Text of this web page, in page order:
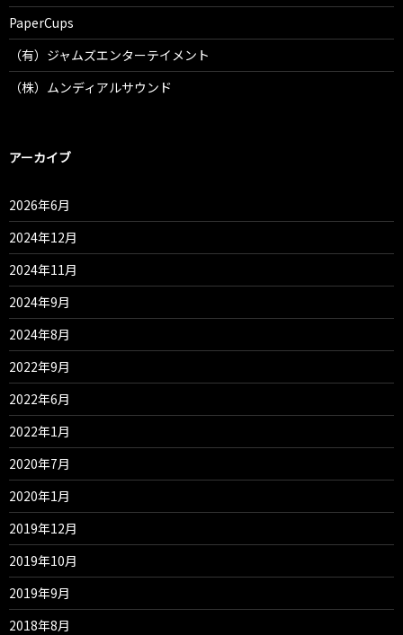
PaperCups
（有）ジャムズエンターテイメント
（株）ムンディアルサウンド
アーカイブ
2026年6月
2024年12月
2024年11月
2024年9月
2024年8月
2022年9月
2022年6月
2022年1月
2020年7月
2020年1月
2019年12月
2019年10月
2019年9月
2018年8月